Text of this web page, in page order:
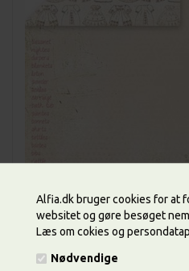
Alfia.dk bruger cookies for at
websitet og gøre besøget
Læs om cokies og
Nødvendige
Pris ved 1 ark (Før9,00)
4,50 DKK